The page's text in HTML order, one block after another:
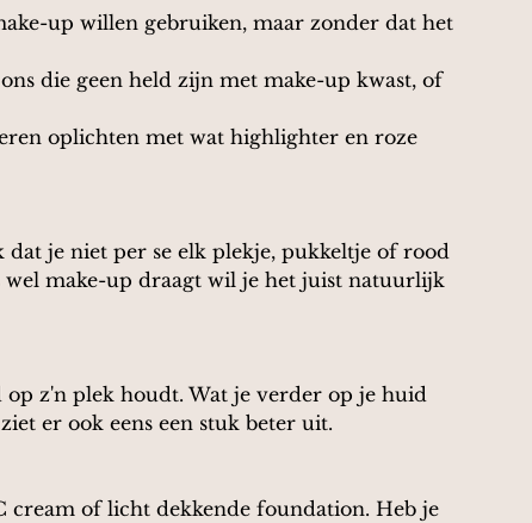
up willen gebruiken, maar zonder dat het
die geen held zijn met make-up kwast, of
oplichten met wat highlighter en roze
dat je niet per se elk plekje, pukkeltje of rood
make-up draagt wil je het juist natuurlijk
z'n plek houdt. Wat je verder op je huid
er ook eens een stuk beter uit.
cream of licht dekkende foundation. Heb je